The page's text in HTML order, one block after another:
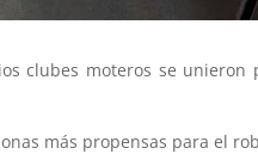
clubes moteros se unieron
más propensas para el